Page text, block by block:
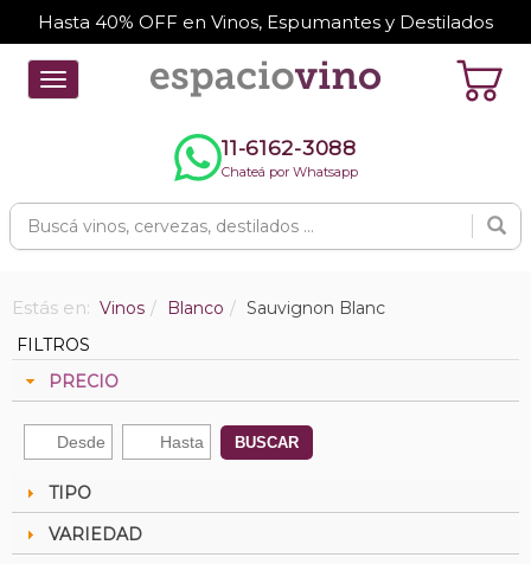
Hasta 40% OFF en Vinos, Espumantes y Destilados
Toggle
navigation
11-6162-3088
Chateá por Whatsapp
Estás en: Vinos Blanco
Sauvignon Blanc
FILTROS
PRECIO
BUSCAR
TIPO
VARIEDAD